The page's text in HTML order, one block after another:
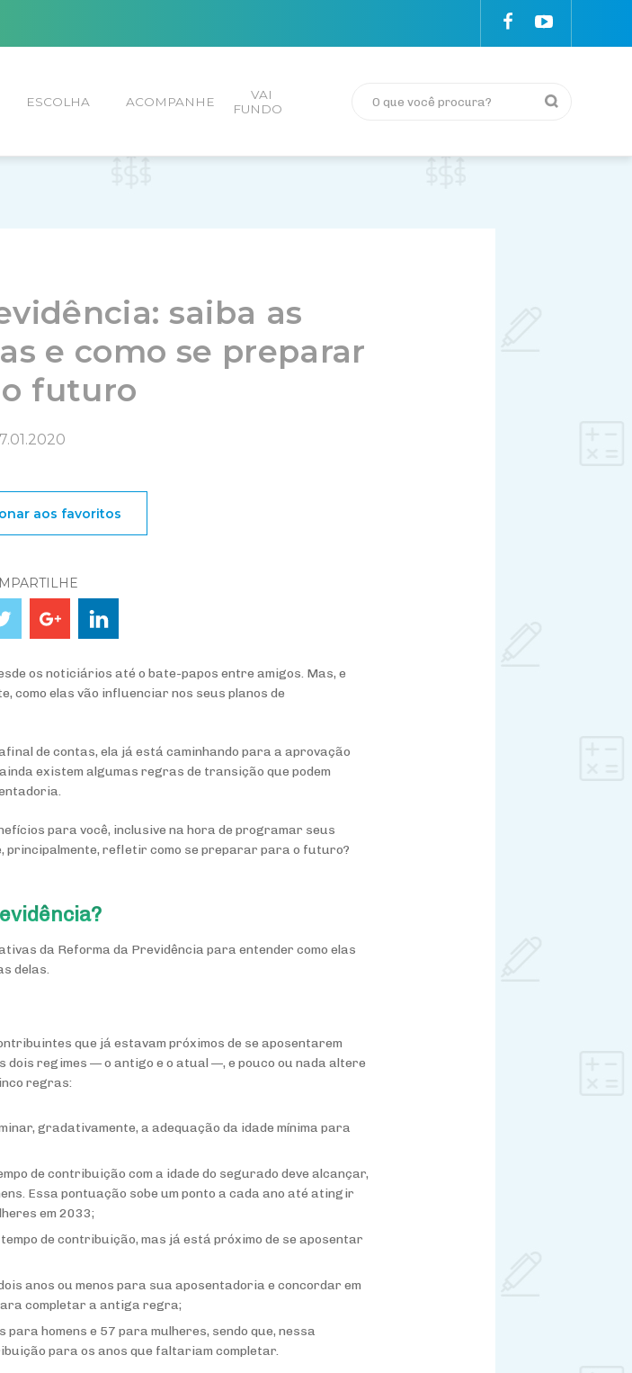
ESCOLHA ACOMPANHE
VAI
FUNDO
saiba as
e como se preparar
futuro
aos favoritos
os noticiários até o bate-papos entre amigos. Mas, e
como elas vão influenciar nos seus planos de
de contas, ela já está caminhando para a aprovação
existem algumas regras de transição que podem
para você, inclusive na hora de programar seus
principalmente, refletir como se preparar para o futuro?
da Reforma da Previdência para entender como elas
delas.
que já estavam próximos de se aposentarem
dois regimes — o antigo e o atual —, e pouco ou nada altere
regras:
gradativamente, a adequação da idade mínima para
de contribuição com a idade do segurado deve alcançar,
Essa pontuação sobe um ponto a cada ano até atingir
em 2033;
de contribuição, mas já está próximo de se aposentar
anos ou menos para sua aposentadoria e concordar em
completar a antiga regra;
para homens e 57 para mulheres, sendo que, nessa
para os anos que faltariam completar.